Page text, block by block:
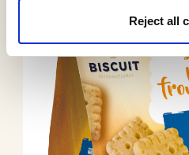
Reject all